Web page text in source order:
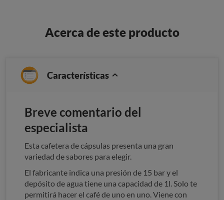
Acerca de este producto
Características
Breve comentario del
especialista
Esta cafetera de cápsulas presenta una gran
variedad de sabores para elegir.
El fabricante indica una presión de 15 bar y el
depósito de agua tiene una capacidad de 1l. Solo te
permitirá hacer el café de uno en uno. Viene con